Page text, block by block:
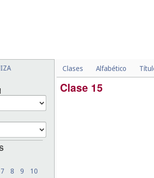
7 8 9
10
Clases Alfabético
Clase 15